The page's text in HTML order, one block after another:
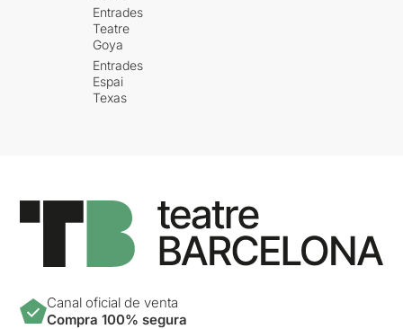
Entrades
Teatre
Goya
Entrades
Espai
Texas
Canal oficial de venta
Compra 100% segura